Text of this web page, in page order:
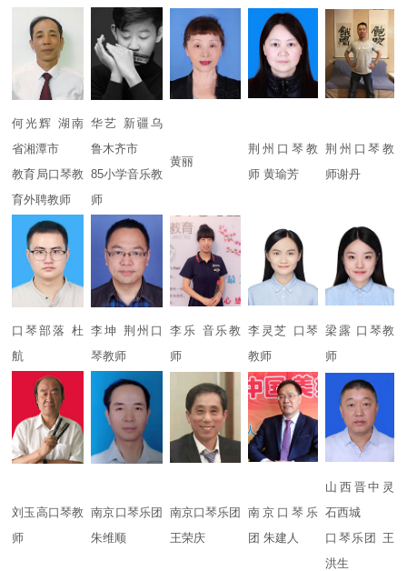
何光辉 湖南
省湘潭市
教育局口琴教
育外聘教师
华艺 新疆乌
鲁木齐市
85小学音乐教
师
黄丽
荆州口琴教
师 黄瑜芳
荆州口琴教
师谢丹
口琴部落 杜
航
李坤 荆州口
琴教师
李乐 音乐教
师
李灵芝 口琴
教师
梁露 口琴教
师
刘玉高口琴教
师
南京口琴乐团
朱维顺
南京口琴乐团
王荣庆
南京口琴乐
团 朱建人
山西晋中灵
石西城
口琴乐团 王
洪生